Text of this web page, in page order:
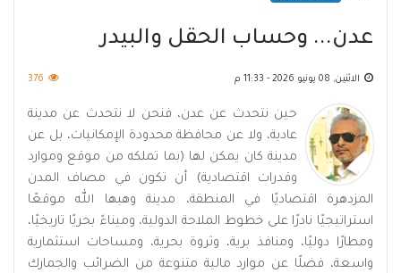
عدن... وحساب الحقل والبيدر
الاثنين, 08 يونيو 2026 - 11:33 م 376
حين نتحدث عن عدن، فنحن لا نتحدث عن مدينة
عادية، ولا عن محافظة محدودة الإمكانيات، بل عن
مدينة كان يمكن لها (بما تملكه من موقع وموارد
وقدرات اقتصادية) أن تكون في مصاف المدن
المزدهرة اقتصاديًا في المنطقة، مدينة وهبها الله موقعًا
استراتيجيًا نادرًا على خطوط الملاحة الدولية، وميناءً بحريًا تاريخيًا،
ومطارًا دوليًا، ومنافذ برية، وثروة بحرية، ومساحات استثمارية
واسعة، فضلًا عن موارد مالية متنوعة من الضرائب والجمارك